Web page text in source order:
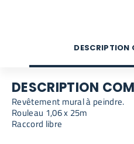
DESCRIPTION
DESCRIPTION
Revêtement mural à peindre.
Rouleau 1,06 x 25m
Raccord libre